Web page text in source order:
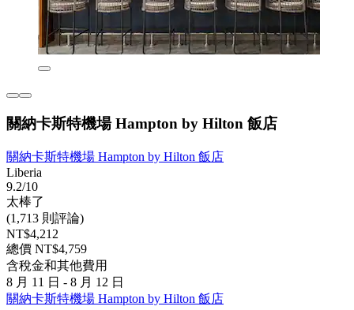
關納卡斯特機場 Hampton by Hilton 飯店
關納卡斯特機場 Hampton by Hilton 飯店
Liberia
9.2/10
太棒了
(1,713 則評論)
NT$4,212
總價 NT$4,759
含稅金和其他費用
8 月 11 日 - 8 月 12 日
關納卡斯特機場 Hampton by Hilton 飯店